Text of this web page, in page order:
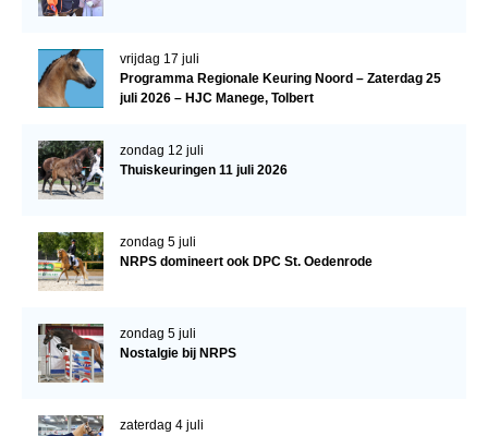
Regio West
Regio Zuid
Word vrijiwilliger
KALENDER
Evenementen
ACCOUNT AANMAKEN
vrijdag 17 juli
Programma Regionale Keuring Noord – Zaterdag 25
juli 2026 – HJC Manege, Tolbert
zondag 12 juli
Thuiskeuringen 11 juli 2026
zondag 5 juli
NRPS domineert ook DPC St. Oedenrode
zondag 5 juli
Nostalgie bij NRPS
zaterdag 4 juli